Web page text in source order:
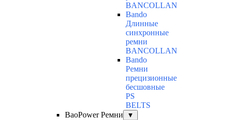
BANCOLLAN
Bando
Длинные
синхронные
ремни
BANCOLLAN
Bando
Ремни
прецизионные
бесшовные
PS
BELTS
BaoPower Ремни
▼